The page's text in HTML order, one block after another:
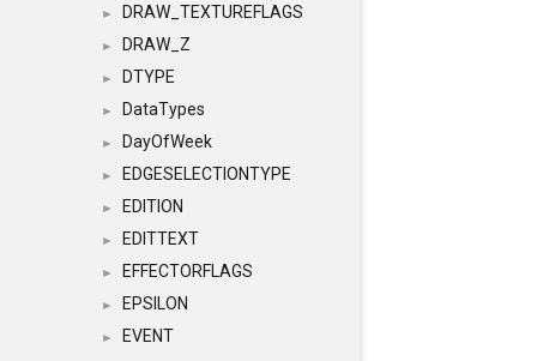
► DRAW_TEXTUREFLAGS
► DRAW_Z
► DTYPE
► DataTypes
► DayOfWeek
► EDGESELECTIONTYPE
► EDITION
► EDITTEXT
► EFFECTORFLAGS
► EPSILON
►
EVENT